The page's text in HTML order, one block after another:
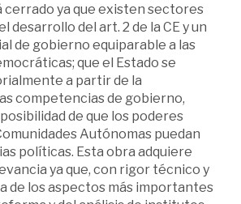
cerrado ya que existen sectores
desarrollo del art. 2 de la CE y un
de gobierno equiparable a las
que el Estado se
a partir de la
competencias de gobierno,
de que los poderes
Autónomas puedan
políticas. Esta obra adquiere
ya que, con rigor técnico y
de los aspectos más importantes